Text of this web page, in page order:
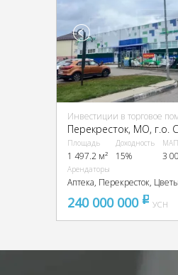
Инвестиции в торговое
Площадь
1 497.2 м²
Доходность
15%
МАП
3
Арендаторы
Аптека, Перекресток,
240 000 000 pуб
УСН